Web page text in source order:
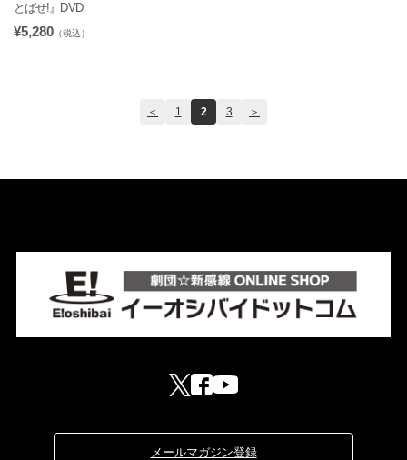
とばせ!』DVD
¥5,280 （税込）
＜ 1 2 3 ＞
メールマガジン登録